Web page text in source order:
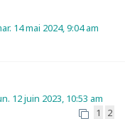
14 mai 2024, 9:04 am
12 juin 2023, 10:53 am
1 2